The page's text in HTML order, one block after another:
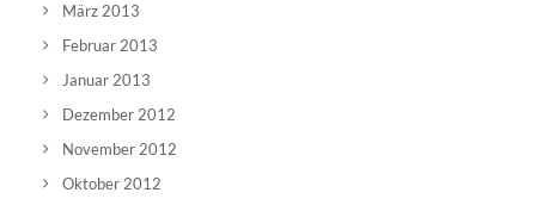
März 2013
Februar 2013
Januar 2013
Dezember 2012
November 2012
Oktober 2012